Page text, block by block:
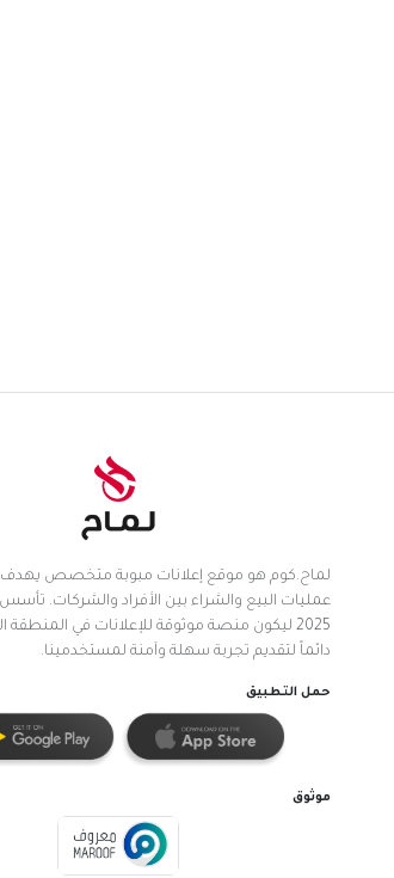
لماح.كوم هو موقع إعلانات مبوبة متخصص
عمليات البيع والشراء بين الأفراد والشركات.
2025 ليكون منصة موثوقة للإعلانات في
دائماً لتقديم تجربة سهلة وآمنة لمستخدمينا.
حمل التطبيق
موثوق